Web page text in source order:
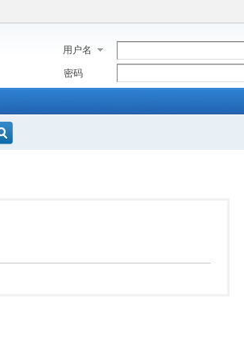
用户名
密码